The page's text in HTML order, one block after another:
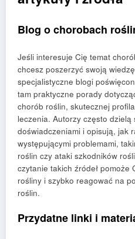
Blog o chorobach
Jeśli interesuje Cię temat
chcesz poszerzyć swoją
specjalistyczne blogi
tam praktyczne porady
chorób roślin, skutecznej
leczenia. Autorzy często dzielą
doświadczeniami i opisują, jak
występującymi problemami,
roślin czy ataki szkodników
czytanie takich źródeł pomoże
rośliny i szybko reagować na
roślin.
Przydatne linki i